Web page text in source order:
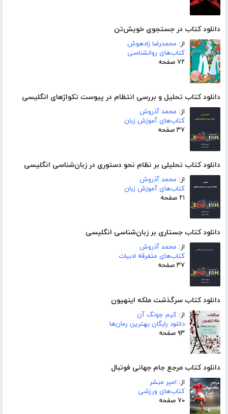
دانلود کتاب در جستجوی خویش‌تن
از: محمدرضا زادهوش
کتاب‌های روانشناسی
۷۲ صفحه
دانلود کتاب تحلیل و بررسی انتظام در پیوست تکواژهای انگلیسی
از: محمد آذروش
کتاب‌های آموزش زبان
۳۷ صفحه
دانلود کتاب تحلیلی بر نظام نحو دستوری در زبان‌شناسی انگلیسی
از: محمد آذروش
کتاب‌های آموزش زبان
۲۱ صفحه
دانلود کتاب جستاری بر زبان‌شناسی انگلیسی
از: محمد آذروش
کتاب‌های متفرقه ادبیات
۳۷ صفحه
دانلود کتاب سرگذشت ملکه اینهیون
از: کیم جونگ آن
دانلود رایگان بهترین رمان‌ها
۹۳ صفحه
دانلود کتاب مرجع جام جهانی فوتبال
از: امیر مبشر
کتاب‌های ورزشی
۷۰ صفحه